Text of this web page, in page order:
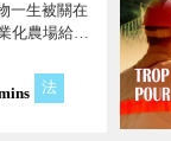
一生被關在
化農場給動
的偏差，而
法